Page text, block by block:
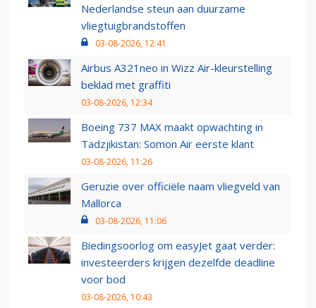
Nederlandse steun aan duurzame
vliegtuigbrandstoffen
03-08-2026, 12:41
Airbus A321neo in Wizz Air-kleurstelling
beklad met graffiti
03-08-2026, 12:34
Boeing 737 MAX maakt opwachting in
Tadzjikistan: Somon Air eerste klant
03-08-2026, 11:26
Geruzie over officiële naam vliegveld van
Mallorca
03-08-2026, 11:06
Biedingsoorlog om easyJet gaat verder:
investeerders krijgen dezelfde deadline
voor bod
03-08-2026, 10:43